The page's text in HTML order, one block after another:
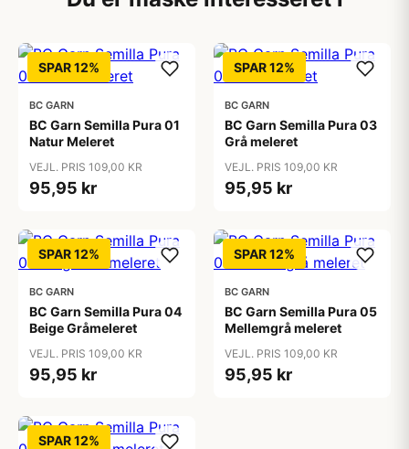
SPAR 12%
BC GARN
BC Garn Semilla Pura 01
Natur Meleret
VEJL. PRIS 109,00 KR
95,95 kr
SPAR 12%
BC GARN
BC Garn Semilla Pura 03
Grå meleret
VEJL. PRIS 109,00 KR
95,95 kr
SPAR 12%
BC GARN
BC Garn Semilla Pura 04
Beige Gråmeleret
VEJL. PRIS 109,00 KR
95,95 kr
SPAR 12%
BC GARN
BC Garn Semilla Pura 05
Mellemgrå meleret
VEJL. PRIS 109,00 KR
95,95 kr
SPAR 12%